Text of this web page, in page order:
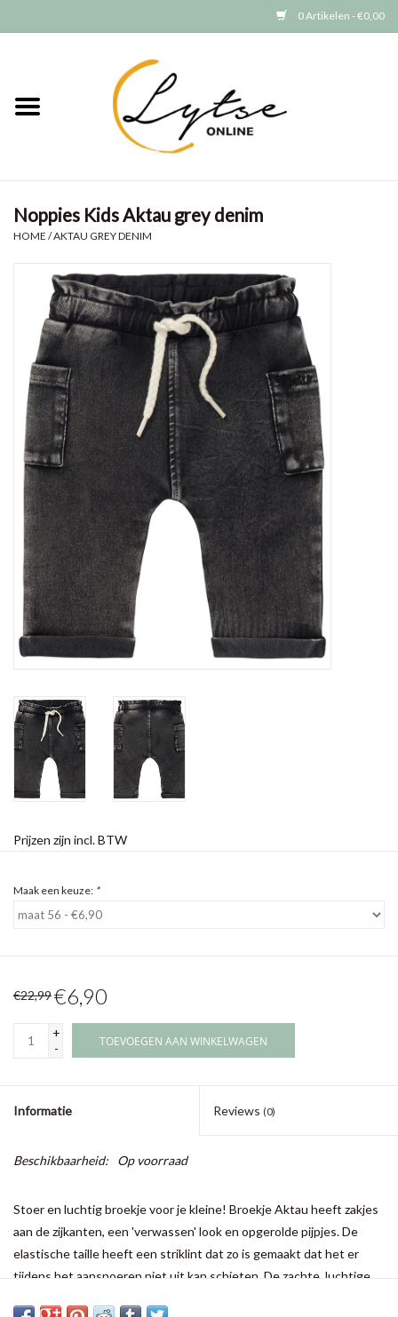
0 Artikelen - €0,00
Meisjes
Merken
GRATIS VERZENDEN (vanaf EUR
Noppies Kids Aktau grey denim
HOME /AKTAU GREY DENIM
Prijzen zijn incl. BTW
Maak een keuze: *
€22,99€6,90
+
-
TOEVOEGEN AAN WINKELWAGEN
Informatie Reviews (0)
Beschikbaarheid: Op voorraad
Stoer en luchtig broekje voor je kleine! Broekje Aktau heeft zakjes
aan de zijkanten, een 'verwassen' look en opgerolde pijpjes. De
elastische taille heeft een striklint dat zo is gemaakt dat het er
tijdens het aansnoeren niet uit kan schieten. De zachte, luchtige